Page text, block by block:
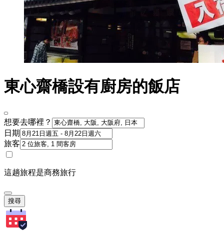
東心齋橋設有廚房的飯店
想要去哪裡？
日期
旅客
這趟旅程是商務旅行
搜尋